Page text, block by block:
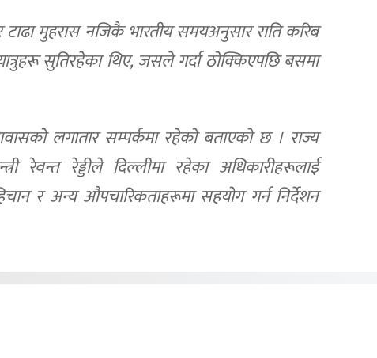
टाढा मुहरास नजिकै भारतीय समयअनुसार राति करिब
सुतिरहेका थिए, जसले गर्दा ठोक्किएपछि बसमा
लगातार सम्पर्कमा रहेको बताएको छ । राज्य
रेवन्त रेड्डीले दिल्लीमा रहेका अधिकारीहरूलाई
र अन्य औपचारिकताहरूमा सहयोग गर्न निर्देशन